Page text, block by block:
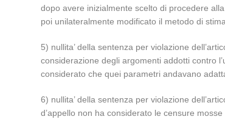
dopo avere inizialmente scelto di procedere
poi unilateralmente modificato il metodo di
5) nullita’ della sentenza per violazione
considerazione degli argomenti addotti contro
considerato che quei parametri andavano
6) nullita’ della sentenza per violazione
d’appello non ha considerato le censure